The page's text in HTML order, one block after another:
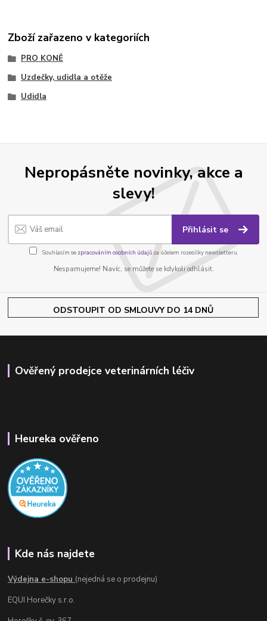
Zboží zařazeno v kategoriích
PRO KONĚ
Uzdečky, udidla a otěže
Udidla
Nepropásněte novinky, akce a
slevy!
Přihlásit se
Souhlasím se zpracováním osobních údajůza účelem rozesílky newsletteru.
Nespamujeme! Navíc, se můžete se kdykoli odhlásit.
ODSTOUPIT OD SMLOUVY DO 14 DNŮ
Ověřený prodejce veterinárních léčiv
Heureka ověřeno
Kde nás najdete
Výdejna e-shopu (nejedná se o prodejnu)
EQUI Horečky s.r.o.